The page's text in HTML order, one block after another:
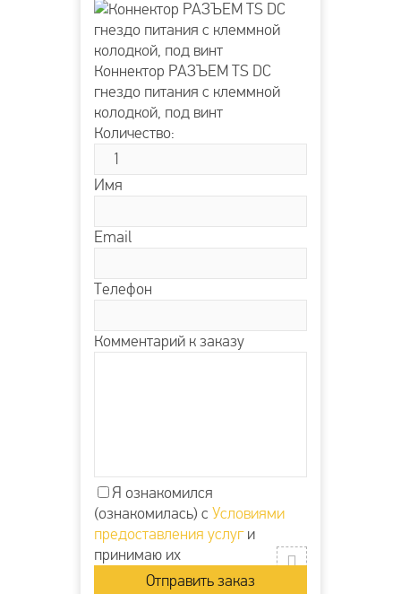
Коннектор РАЗЪЕМ TS DC
гнездо питания с клеммной
колодкой, под винт
Количество:
Имя
Email
Телефон
Комментарий к заказу
Я ознакомился
(ознакомилась) с Условиями
предоставления услуги
принимаю их